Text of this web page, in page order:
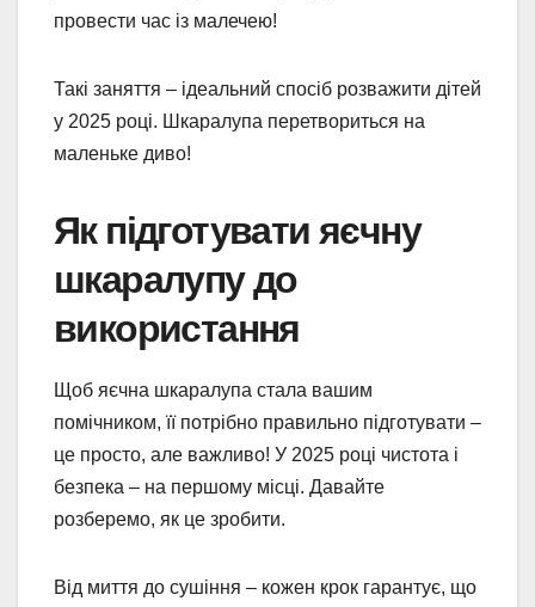
провести час із малечею!
Такі заняття – ідеальний спосіб розважити дітей
у 2025 році. Шкаралупа перетвориться на
маленьке диво!
Як підготувати яєчну
шкаралупу до
використання
Щоб яєчна шкаралупа стала вашим
помічником, її потрібно правильно підготувати –
це просто, але важливо! У 2025 році чистота і
безпека – на першому місці. Давайте
розберемо, як це зробити.
Від миття до сушіння – кожен крок гарантує, що